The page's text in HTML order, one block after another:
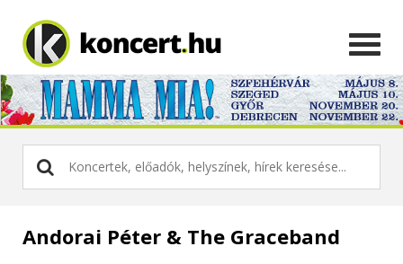
Andorai Péter & The Graceband